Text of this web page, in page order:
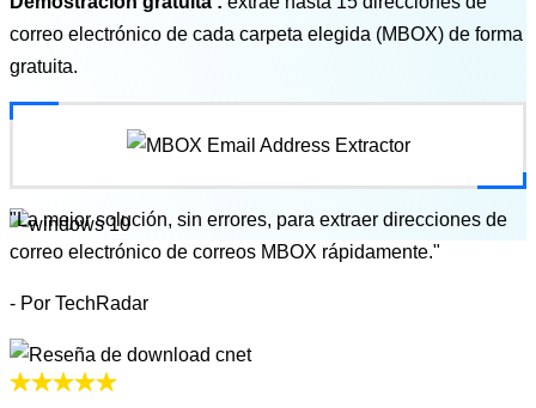
correo electrónico de cada carpeta elegida (MBOX) de forma
gratuita.
"La mejor solución, sin errores, para extraer direcciones de
correo electrónico de correos MBOX rápidamente."
- Por TechRadar